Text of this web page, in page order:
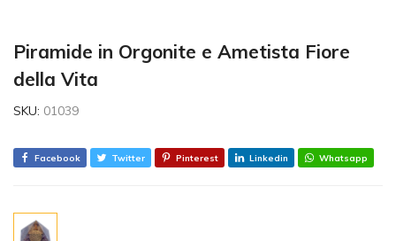
Piramide in Orgonite e Ametista Fiore
della Vita
SKU: 01039
Facebook Twitter Pinterest Linkedin Whatsapp